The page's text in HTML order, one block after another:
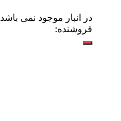
در انبار موجود نمی باشد
فروشنده: